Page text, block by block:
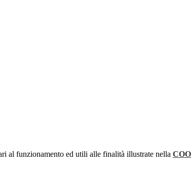
al funzionamento ed utili alle finalità illustrate nella